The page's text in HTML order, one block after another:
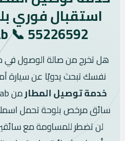
استقبال فوري
📞 55226592
هل تخرج من صالة الوصول في
نفسك تبحث يدويًا عن سيارة
خدمة توصيل المطار
سائق مرخص بلوحة تحمل اسمك
لن تضطر للمساومة مع